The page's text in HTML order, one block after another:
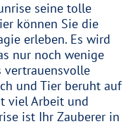
seine tolle
können Sie die
erleben. Es wird
nur noch wenige
vertrauensvolle
und Tier beruht auf
viel Arbeit und
ist Ihr Zauberer in